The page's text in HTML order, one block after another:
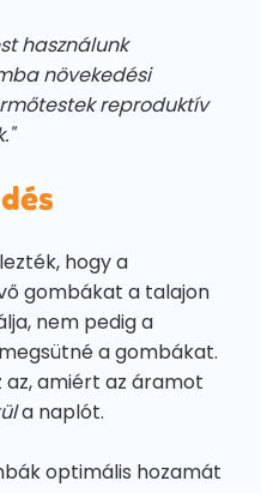
használunk
növekedési
reproduktív
hogy a
gombákat a talajon
nem pedig a
a gombákat.
az, amiért az áramot
a naplót.
optimális hozamát